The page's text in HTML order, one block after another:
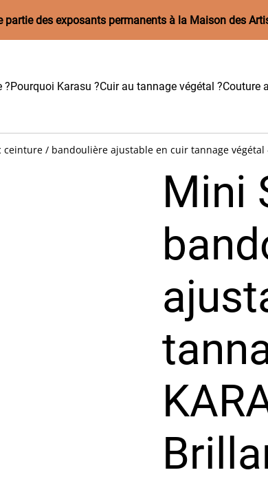
partie des exposants permanents à la Maison des
?Pourquoi Karasu ?Cuir au tannage végétal ?Couture
ceinture / bandoulière ajustable en cuir tannage végétal
Mini